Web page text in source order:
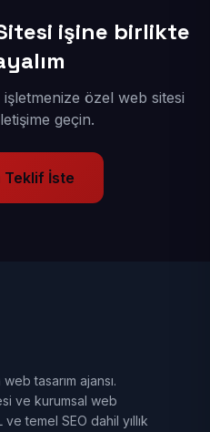
işine birlikte
özel web sitesi
geçin.
Teklif İste
tasarım ajansı.
ve kurumsal web
ve temel SEO dahil yıllık